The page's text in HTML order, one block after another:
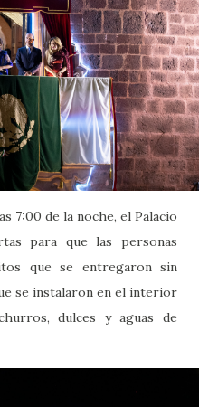
7:00 de la noche, el Palacio
para que las personas
que se entregaron sin
se instalaron en el interior
dulces y aguas de